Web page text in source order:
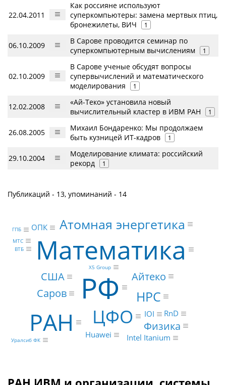
22.04.2011
Как россияне используют
суперкомпьютеры: замена мертвых птиц,
бронежилеты, ВИЧ
1
06.10.2009
В Сарове проводится семинар по
суперкомпьютерным вычислениям
1
02.10.2009
В Сарове ученые обсудят вопросы
супервычислений и математического
моделирования
1
12.02.2008
«Ай-Теко» установила новый
вычислительный кластер в ИВМ РАН
1
26.08.2005
Михаил Бондаренко: Мы продолжаем
быть кузницей ИТ-кадров
1
29.10.2004
Моделирование климата: российский
рекорд
1
Публикаций - 13, упоминаний - 14
РФ
Математика
РАН ЦФО
HPC
Атомная энергетика
Айтеко
США
Саров
Физика
Huawei Intel Itanium
RnD
ОПК
IOI
МТС
ВТБ
Уралсиб ФК
ГПБ
X5 Group